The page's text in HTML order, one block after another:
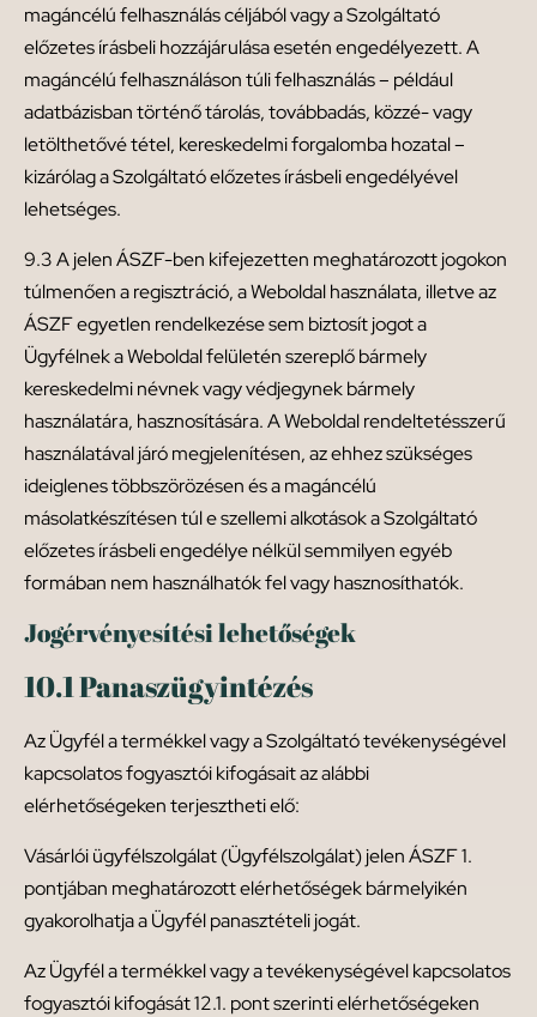
magáncélú felhasználás céljából vagy a Szolgáltató
előzetes írásbeli hozzájárulása esetén engedélyezett. A
magáncélú felhasználáson túli felhasználás – például
adatbázisban történő tárolás, továbbadás, közzé- vagy
letölthetővé tétel, kereskedelmi forgalomba hozatal –
kizárólag a Szolgáltató előzetes írásbeli engedélyével
lehetséges.
9.3 A jelen ÁSZF-ben kifejezetten meghatározott jogokon
túlmenően a regisztráció, a Weboldal használata, illetve az
ÁSZF egyetlen rendelkezése sem biztosít jogot a
Ügyfélnek a Weboldal felületén szereplő bármely
kereskedelmi névnek vagy védjegynek bármely
használatára, hasznosítására. A Weboldal rendeltetésszerű
használatával járó megjelenítésen, az ehhez szükséges
ideiglenes többszörözésen és a magáncélú
másolatkészítésen túl e szellemi alkotások a Szolgáltató
előzetes írásbeli engedélye nélkül semmilyen egyéb
formában nem használhatók fel vagy hasznosíthatók.
Jogérvényesítési lehetőségek
10.1 Panaszügyintézés
Az Ügyfél a termékkel vagy a Szolgáltató tevékenységével
kapcsolatos fogyasztói kifogásait az alábbi
elérhetőségeken terjesztheti elő:
Vásárlói ügyfélszolgálat (Ügyfélszolgálat) jelen ÁSZF 1.
pontjában meghatározott elérhetőségek bármelyikén
gyakorolhatja a Ügyfél panasztételi jogát.
Az Ügyfél a termékkel vagy a tevékenységével kapcsolatos
fogyasztói kifogását 12.1. pont szerinti elérhetőségeken